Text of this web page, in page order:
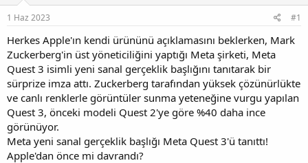
u
b
a
l
a
t
a
n
ç
t
a
r
i
h
i
1 Haz 2023 #1
Herkes Apple'ın kendi ürününü açıklamasını beklerken, Mark
Zuckerberg'in üst yöneticiliğini yaptığı Meta şirketi, Meta
Quest 3 isimli yeni sanal gerçeklik başlığını tanıtarak bir
sürprize imza attı. Zuckerberg tarafından yüksek çözünürlükte
ve canlı renklerle görüntüler sunma yeteneğine vurgu yapılan
Quest 3, önceki modeli Quest 2'ye göre %40 daha ince
görünüyor.
Meta yeni sanal gerçeklik başlığı Meta Quest 3'ü tanıttı!
Apple'dan önce mi davrandı?